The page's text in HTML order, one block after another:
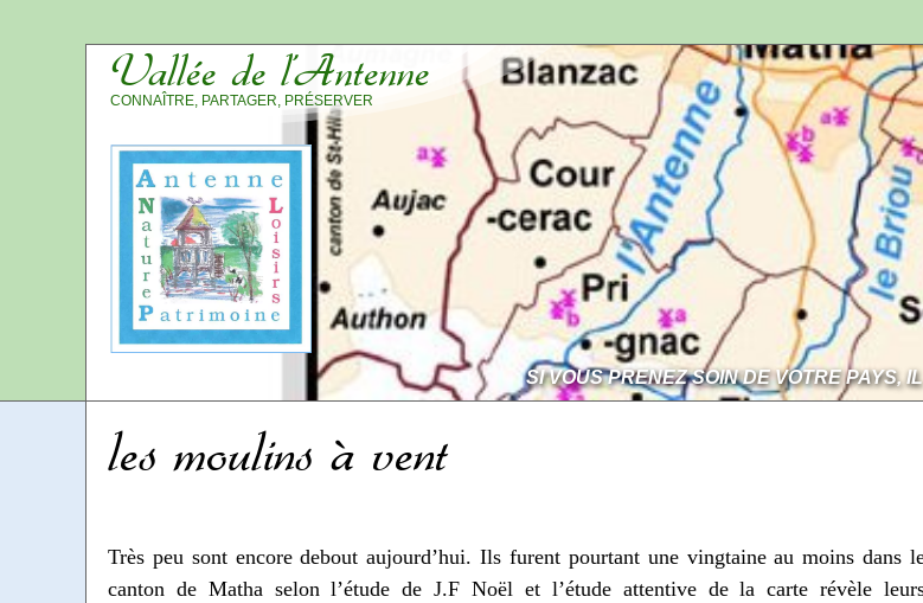
Vallée de l’Antenne
CONNAÎTRE, PARTAGER, PRÉSERVER
SI VOUS PRENEZ SOIN DE VOTRE PAYS,
les moulins à vent
Très peu sont encore debout aujourd’hui. Ils furent pourtant une vingtaine au moins dans
canton de Matha selon l’étude de J.F Noël et l’étude attentive de la carte révèle